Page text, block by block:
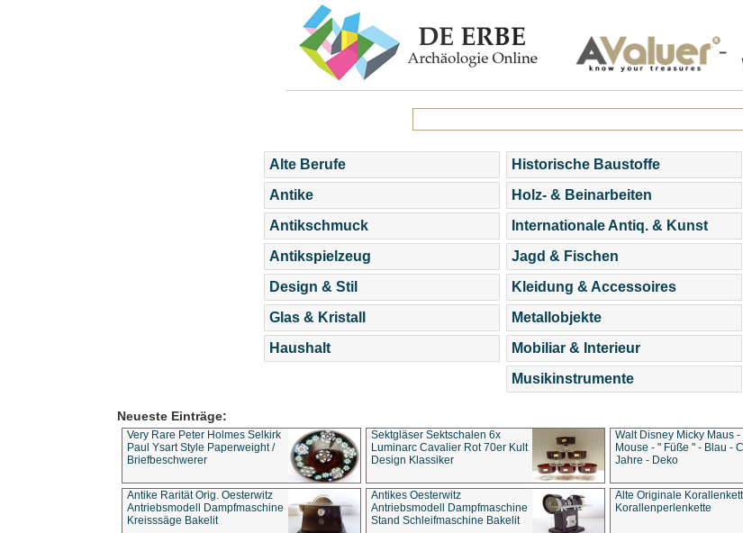
Alte Berufe
Antike
Antikschmuck
Antikspielzeug
Design & Stil
Glas & Kristall
Haushalt
Historische Baustoffe
Holz- & Beinarbeiten
Internationale Antiq. & Kunst
Jagd & Fischen
Kleidung & Accessoires
Metallobjekte
Mobiliar & Interieur
Musikinstrumente
Neueste Einträge:
Very Rare Peter Holmes Selkirk
Paul Ysart Style Paperweight /
Briefbeschwerer
Sektgläser Sektschalen 6x
Luminarc Cavalier Rot 70er Kult
Design Klassiker
Walt Disney Micky Maus -
Mouse - " Füße " - Blau -
Jahre - Deko
Antike Rarität Orig. Oesterwitz
Antriebsmodell Dampfmaschine
Kreisssäge Bakelit
Antikes Oesterwitz
Antriebsmodell Dampfmaschine
Stand Schleifmaschine Bakelit
Alte Originale
Korallenperlenkette